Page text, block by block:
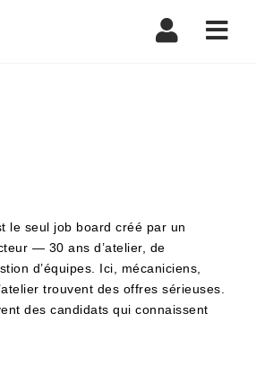
le seul job board créé par un
— 30 ans d’atelier, de
d’équipes. Ici, mécaniciens,
trouvent des offres sérieuses.
des candidats qui connaissent